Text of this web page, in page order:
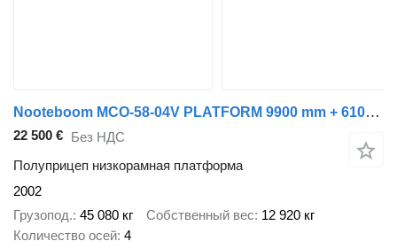
Nooteboom MCO-58-04V PLATFORM 9900 mm + 6100 + 6400 mm EXTENDABLE / LOADIN
22 500 € Без НДС
Полуприцеп низкорамная платформа
2002
Грузопод. 45 080 кг Собственный вес 12 920 кг
Количество осей 4